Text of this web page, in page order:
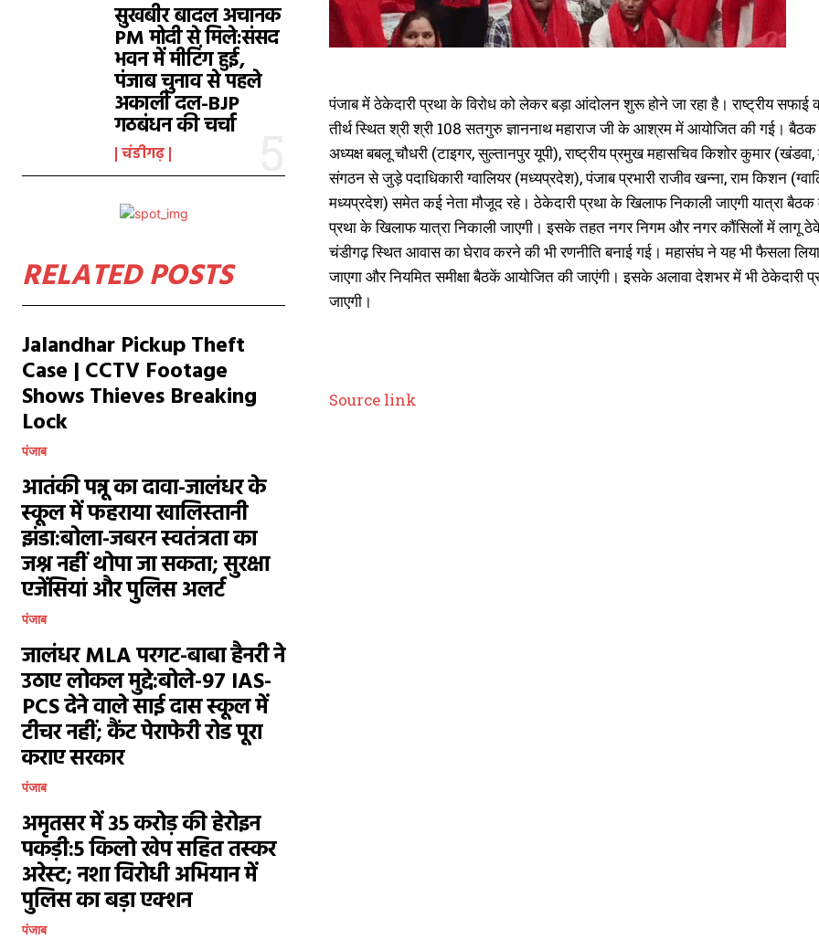
सुखबीर बादल अचानक
PM मोदी से मिले:संसद
भवन में मीटिंग हुई,
पंजाब चुनाव से पहले
अकाली दल-BJP
गठबंधन की चर्चा
चंडीगढ़
RELATED POSTS
Jalandhar Pickup Theft
Case | CCTV Footage
Shows Thieves Breaking
Lock
पंजाब
आतंकी पन्नू का दावा-जालंधर के
स्कूल में फहराया खालिस्तानी
झंडा:बोला-जबरन स्वतंत्रता का
जश्न नहीं थोपा जा सकता; सुरक्षा
एजेंसियां और पुलिस अलर्ट
पंजाब
जालंधर MLA परगट-बाबा हैनरी ने
उठाए लोकल मुद्दे:बोले-97 IAS-
PCS देने वाले साई दास स्कूल में
टीचर नहीं; कैंट पेराफेरी रोड पूरा
कराए सरकार
पंजाब
अमृतसर में 35 करोड़ की हेरोइन
पकड़ी:5 किलो खेप सहित तस्कर
अरेस्ट; नशा विरोधी अभियान में
पुलिस का बड़ा एक्शन
पंजाब
पंजाब में ठेकेदारी प्रथा के विरोध को लेकर बड़ा आंदोलन शुरू होने जा रहा है। राष्ट्रीय सफाई
तीर्थ स्थित श्री श्री 108 सतगुरु ज्ञाननाथ महाराज जी के आश्रम में आयोजित की गई। बैठक
अध्यक्ष बबलू चौधरी (टाइगर, सुल्तानपुर यूपी), राष्ट्रीय प्रमुख महासचिव किशोर कुमार
संगठन से जुड़े पदाधिकारी ग्वालियर (मध्यप्रदेश), पंजाब प्रभारी राजीव खन्ना, राम किशन
मध्यप्रदेश) समेत कई नेता मौजूद रहे। ठेकेदारी प्रथा के खिलाफ निकाली जाएगी यात्रा बैठक
प्रथा के खिलाफ यात्रा निकाली जाएगी। इसके तहत नगर निगम और नगर कौंसिलों में लागू
चंडीगढ़ स्थित आवास का घेराव करने की भी रणनीति बनाई गई। महासंघ ने यह भी फैसला
जाएगा और नियमित समीक्षा बैठकें आयोजित की जाएंगी। इसके अलावा देशभर में भी
जाएगी।
Source link